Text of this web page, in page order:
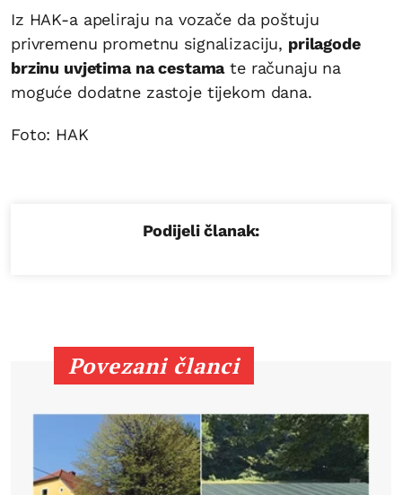
Iz HAK-a apeliraju na vozače da poštuju
privremenu prometnu signalizaciju, prilagode
brzinu uvjetima na cestamate računaju na
moguće dodatne zastoje tijekom dana.
Foto: HAK
Podijeli članak:
Povezani članci